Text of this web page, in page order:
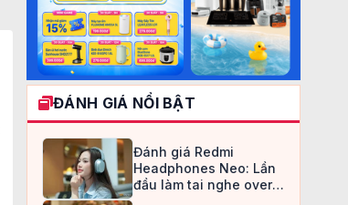
ĐÁNH GIÁ NỔI BẬT
Đánh giá Redmi
Headphones Neo: Lần
đầu làm tai nghe over-